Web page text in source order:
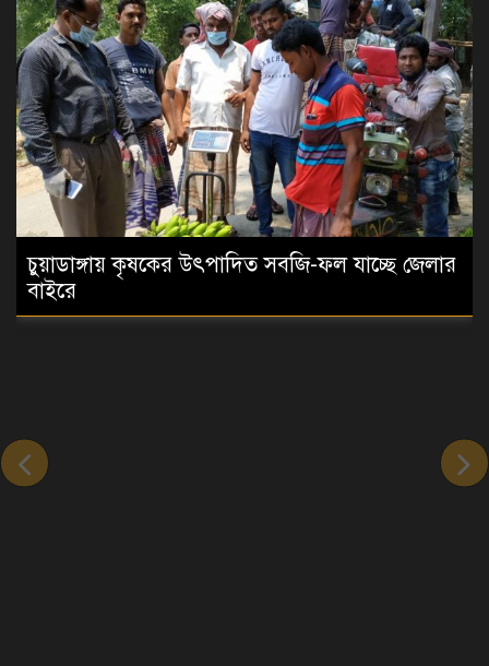
চুয়াডাঙ্গায় কৃষকের উৎপাদিত সবজি-ফল যাচ্ছে জেলার
বাইরে